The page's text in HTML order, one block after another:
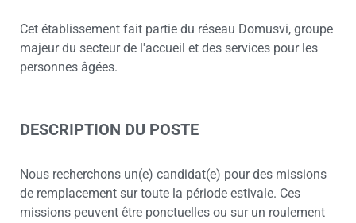
Cet établissement fait partie du réseau Domusvi, groupe
majeur du secteur de l'accueil et des services pour les
personnes âgées.
DESCRIPTION DU POSTE
Nous recherchons un(e) candidat(e) pour des missions
de remplacement sur toute la période estivale. Ces
missions peuvent être ponctuelles ou sur un roulement